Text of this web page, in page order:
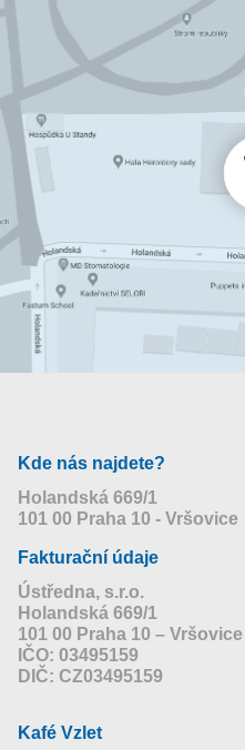
Kde nás najdete?
Holandská 669/1
101 00 Praha 10 - Vršovice
Fakturační údaje
Ústředna, s.r.o.
Holandská 669/1
101 00 Praha 10 – Vršovice
IČO: 03495159
DIČ: CZ03495159
Kafé Vzlet